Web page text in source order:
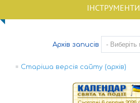
ІНСТРУМЕНТИ
Архів записів
Старіша версія сайту (архів)